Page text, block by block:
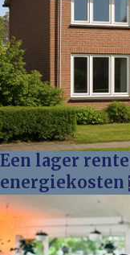
Een lager
energiekosten